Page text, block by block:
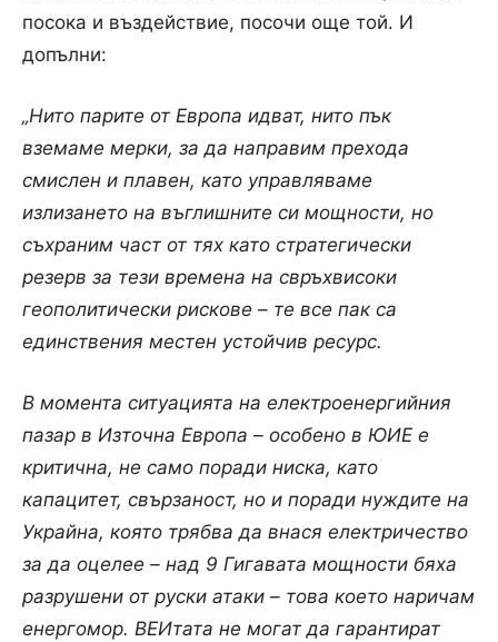
посока и въздействие, посочи още той. И
допълни:
„Нито парите от Европа идват, нито пък
вземаме мерки, за да направим прехода
смислен и плавен, като управляваме
излизането на въглишните си мощности, но
съхраним част от тях като стратегически
резерв за тези времена на свръхвисоки
геополитически рискове – те все пак са
единствения местен устойчив ресурс.
В момента ситуацията на електроенергийния
пазар в Източна Европа – особено в ЮИЕ е
критична, не само поради ниска, като
капацитет, свързаност, но и поради нуждите на
Украйна, която трябва да внася електричество
за да оцелее – над 9 Гигавата мощности бяха
разрушени от руски атаки – това което наричам
енергомор. ВЕИтата не могат да гарантират